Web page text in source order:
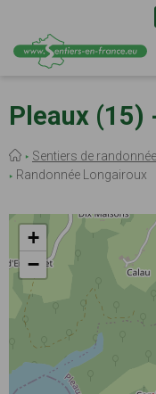
au
contenu
Pleaux (15)
Fil
d'Ariane
Sentiers de randonnée
Randonnée Longairoux
+
−